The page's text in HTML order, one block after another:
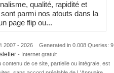
qualité, rapidité et
parmi nos atouts dans la
page flip ou...
2007 - 2026 Generated in 0.008 Queries: 9
- Internet gratuit
de ce site, partielle ou intégrale, est